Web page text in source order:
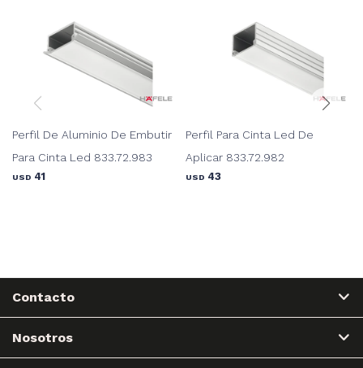
Perfil De Aluminio De Embutir
Para Cinta Led 833.72.983
USD 41
Perfil Para Cinta Led De
Aplicar 833.72.982
USD 43
Contacto
Nosotros